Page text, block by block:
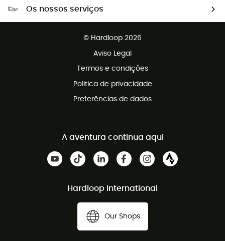
Os nossos serviços
© Hardloop 2026
Aviso Legal
Termos e condições
Politica de privacidade
Preferências de dados
A aventura continua aqui
Hardloop International
Our Shops